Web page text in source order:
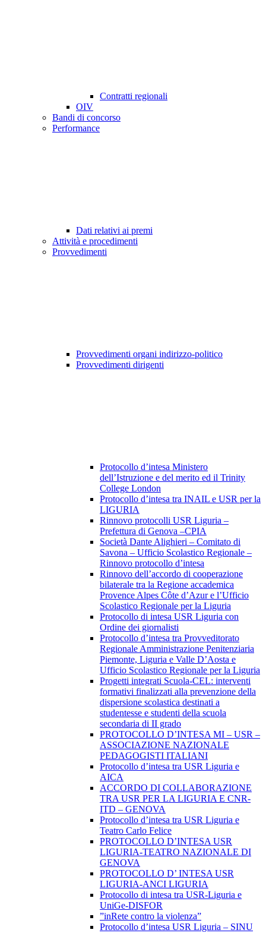
Contratti regionali
OIV
Bandi di concorso
Performance
Dati relativi ai premi
Attività e procedimenti
Provvedimenti
Provvedimenti organi indirizzo-politico
Provvedimenti dirigenti
Protocollo d’intesa Ministero
dell’Istruzione e del merito ed il Trinity
College London
Protocollo d’intesa tra INAIL e USR per la
LIGURIA
Rinnovo protocolli USR Liguria –
Prefettura di Genova –CPIA
Società Dante Alighieri – Comitato di
Savona – Ufficio Scolastico Regionale –
Rinnovo protocollo d’intesa
Rinnovo dell’accordo di cooperazione
bilaterale tra la Regione accademica
Provence Alpes Côte d’Azur e l’Ufficio
Scolastico Regionale per la Liguria
Protocollo di intesa USR Liguria con
Ordine dei giornalisti
Protocollo d’intesa tra Provveditorato
Regionale Amministrazione Penitenziaria
Piemonte, Liguria e Valle D’Aosta e
Ufficio Scolastico Regionale per la Liguria
Progetti integrati Scuola-CEL: interventi
formativi finalizzati alla prevenzione della
dispersione scolastica destinati a
studentesse e studenti della scuola
secondaria di II grado
PROTOCOLLO D’INTESA MI – USR –
ASSOCIAZIONE NAZIONALE
PEDAGOGISTI ITALIANI
Protocollo d’intesa tra USR Liguria e
AICA
ACCORDO DI COLLABORAZIONE
TRA USR PER LA LIGURIA E CNR-
ITD – GENOVA
Protocollo d’intesa tra USR Liguria e
Teatro Carlo Felice
PROTOCOLLO D’INTESA USR
LIGURIA-TEATRO NAZIONALE DI
GENOVA
PROTOCOLLO D’ INTESA USR
LIGURIA-ANCI LIGURIA
Protocollo di intesa tra USR-Liguria e
UniGe-DISFOR
”inRete contro la violenza”
Protocollo d’intesa USR Liguria – SINU